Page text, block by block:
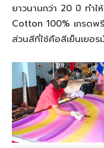
ยาวนาน​กว่า 20 ปี ทำ
Cotton 100% เกรดพ
ส่วนสีที่ใช้คือสีเย็นเยอ